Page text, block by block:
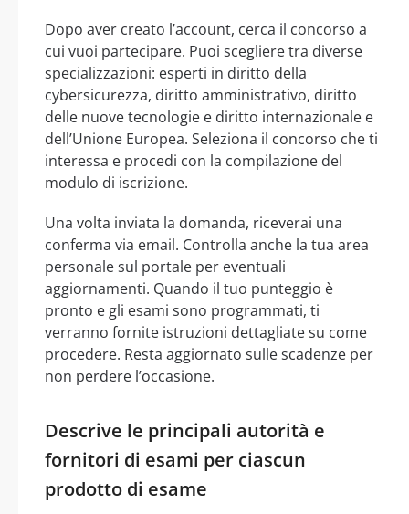
Dopo aver creato l’account, cerca il concorso a
cui vuoi partecipare. Puoi scegliere tra diverse
specializzazioni: esperti in diritto della
cybersicurezza, diritto amministrativo, diritto
delle nuove tecnologie e diritto internazionale e
dell’Unione Europea. Seleziona il concorso che ti
interessa e procedi con la compilazione del
modulo di iscrizione.
Una volta inviata la domanda, riceverai una
conferma via email. Controlla anche la tua area
personale sul portale per eventuali
aggiornamenti. Quando il tuo punteggio è
pronto e gli esami sono programmati, ti
verranno fornite istruzioni dettagliate su come
procedere. Resta aggiornato sulle scadenze per
non perdere l’occasione.
Descrive le principali autorità e
fornitori di esami per ciascun
prodotto di esame